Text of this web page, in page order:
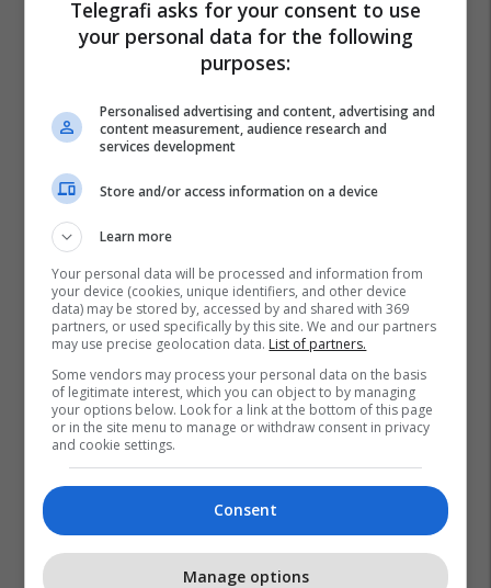
Telegrafi asks for your consent to use
your personal data for the following
purposes:
Personalised advertising and content, advertising and
content measurement, audience research and
services development
Store and/or access information on a device
Learn more
Your personal data will be processed and information from
your device (cookies, unique identifiers, and other device
data) may be stored by, accessed by and shared with 369
partners, or used specifically by this site. We and our partners
may use precise geolocation data. List of partners.
Some vendors may process your personal data on the basis
of legitimate interest, which you can object to by managing
your options below. Look for a link at the bottom of this page
or in the site menu to manage or withdraw consent in privacy
and cookie settings.
Consent
Manage options